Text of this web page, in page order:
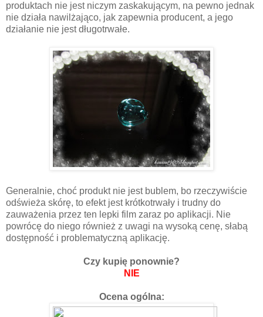
produktach nie jest niczym zaskakującym, na pewno jednak
nie działa nawilżająco, jak zapewnia producent, a jego
działanie nie jest długotrwałe.
Generalnie, choć produkt nie jest bublem, bo rzeczywiście
odświeża skórę, to efekt jest krótkotrwały i trudny do
zauważenia przez ten lepki film zaraz po aplikacji. Nie
powrócę do niego również z uwagi na wysoką cenę, słabą
dostępność i problematyczną aplikację.
Czy kupię ponownie?
NIE
Ocena ogólna: